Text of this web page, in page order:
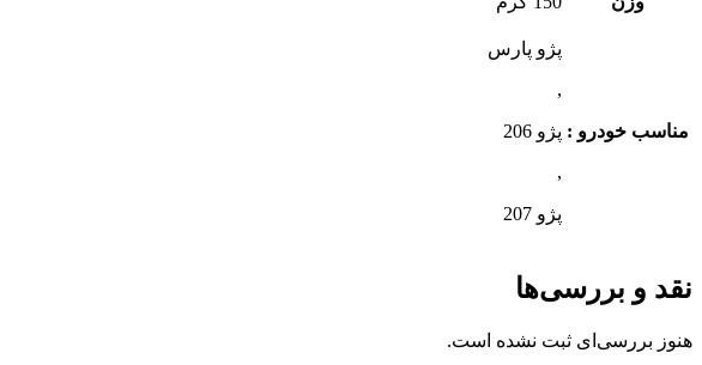
مناسب خودرو :
پژو پارس
,
پژو 206
,
پژو 207
نقد و بررسی‌ها
هنوز بررسی‌ای ثبت نشده است.